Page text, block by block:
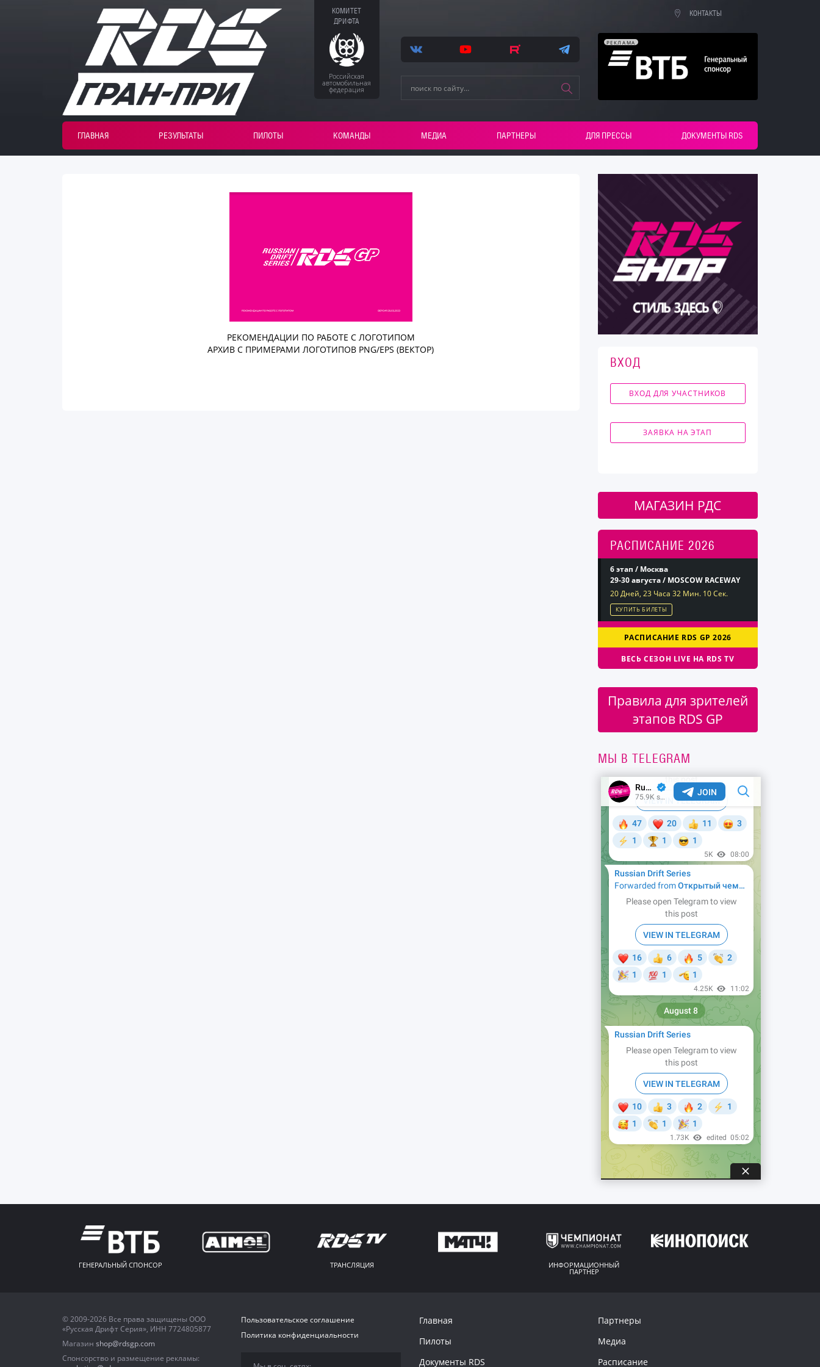
КОМИТЕТ
ДРИФТА
Российская
автомобильная
федерация
КОНТАКТЫ
РЕКЛАМА
ГЛАВНАЯ РЕЗУЛЬТАТЫ ПИЛОТЫ КОМАНДЫ МЕДИА ПАРТНЕРЫ ДЛЯ ПРЕССЫ ДОКУМЕНТЫ RDS
РЕКОМЕНДАЦИИ ПО РАБОТЕ С ЛОГОТИПОМ
АРХИВ С ПРИМЕРАМИ ЛОГОТИПОВ PNG/EPS (ВЕКТОР)
ВХОД
ВХОД ДЛЯ УЧАСТНИКОВ
ЗАЯВКА НА ЭТАП
МАГАЗИН РДС
РАСПИСАНИЕ 2026
6 этап / Москва
29-30 августа / MOSCOW RACEWAY
20 Дней, 23 Часа 32 Мин. 9 Сек.
КУПИТЬ БИЛЕТЫ
РАСПИСАНИЕ RDS GP 2026
ВЕСЬ СЕЗОН LIVE НА RDS TV
Правила для зрителей
этапов RDS GP
МЫ В TELEGRAM
ГЕНЕРАЛЬНЫЙ СПОНСОР ТРАНСЛЯЦИЯ ИНФОРМАЦИОННЫЙ
ПАРТНЕР
© 2009-2026 Все права защищены ООО
«Русская Дрифт Серия», ИНН 7724805877
Магазин shop@rdsgp.com
Спонсорство и размещение рекламы:
Пользовательское соглашение
Политика конфиденциальности
Главная
Пилоты
Документы RDS
Партнеры
Медиа
Расписание